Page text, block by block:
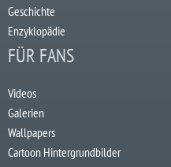
Geschichte
Enzyklopädie
FÜR FANS
Videos
Galerien
Wallpapers
Cartoon Hintergrundbilder